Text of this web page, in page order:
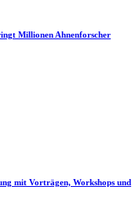
Millionen Ahnenforscher
mit Vorträgen, Workshops und